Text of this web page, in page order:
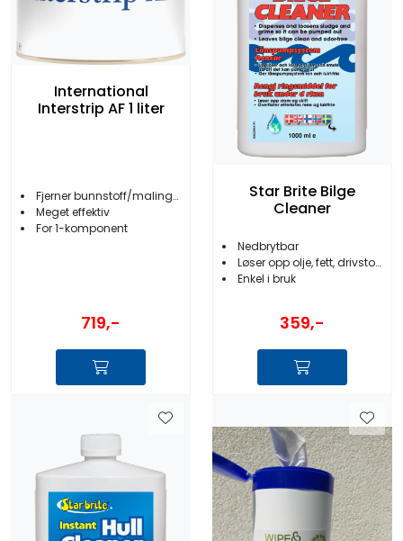
International
Interstrip AF 1 liter
Fjerner bunnstoff/maling/lakk
Meget effektiv
For 1-komponent
719,-
Star Brite Bilge
Cleaner
Nedbrytbar
Løser opp olje, fett, drivstoff og slam
Enkel i bruk
359,-